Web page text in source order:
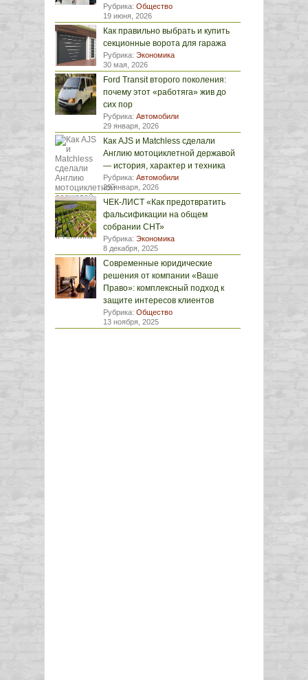
Рубрика: Общество
19 июня, 2026
Как правильно выбрать и купить
секционные ворота для гаража
Рубрика: Экономика
30 мая, 2026
Ford Transit второго поколения:
почему этот «работяга» жив до
сих пор
Рубрика: Автомобили
29 января, 2026
Как AJS и Matchless сделали
Англию мотоциклетной державой
— история, характер и техника
Рубрика: Автомобили
29 января, 2026
ЧЕК-ЛИСТ «Как предотвратить
фальсификации на общем
собрании СНТ»
Рубрика: Экономика
8 декабря, 2025
Современные юридические
решения от компании «Ваше
Право»: комплексный подход к
защите интересов клиентов
Рубрика: Общество
13 ноября, 2025